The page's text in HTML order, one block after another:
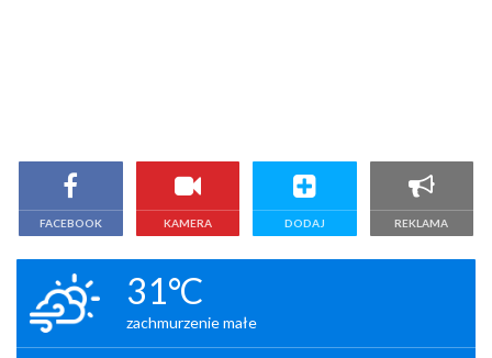
FACEBOOK KAMERA DODAJ REKLAMA
31°C
zachmurzenie małe